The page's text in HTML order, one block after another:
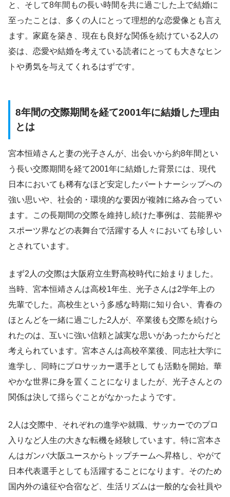
と、そして8年間もの長い時間を共に過ごした上で結婚に
至ったことは、多くの人にとって理想的な恋愛像とも言え
ます。家庭を築き、現在も良好な関係を続けている2人の
姿は、恋愛や結婚を考えている読者にとっても大きなヒン
トや勇気を与えてくれるはずです。
8年間の交際期間を経て2001年に結婚した理由
とは
宮本恒靖さんと妻の光子さんが、出会いから約8年間とい
う長い交際期間を経て2001年に結婚した背景には、現代
日本においても稀有なほど安定したパートナーシップへの
強い思いや、社会的・環境的な要因が複雑に絡み合ってい
ます。この長期間の交際を維持し続けた事例は、芸能界や
スポーツ界などの表舞台で活躍する人々においても珍しい
とされています。
まず2人の交際は大阪府立生野高校時代に始まりました。
当時、宮本恒靖さんは高校1年生、光子さんは2学年上の
先輩でした。高校生という多感な時期に知り合い、青春の
ほとんどを一緒に過ごした2人が、卒業後も交際を続けら
れたのは、互いに強い信頼と誠実な思いがあったからだと
考えられています。宮本さんは高校卒業後、同志社大学に
進学し、同時にプロサッカー選手としても活動を開始。華
やかな世界に身を置くことになりましたが、光子さんとの
関係は決して揺らぐことがなかったようです。
2人は交際中、それぞれの進学や就職、サッカーでのプロ
入りなど人生の大きな転機を経験しています。特に宮本さ
んはガンバ大阪ユースからトップチームへ昇格し、やがて
日本代表選手としても活躍することになります。そのため
国内外の遠征や合宿など、生活リズムは一般的な会社員や